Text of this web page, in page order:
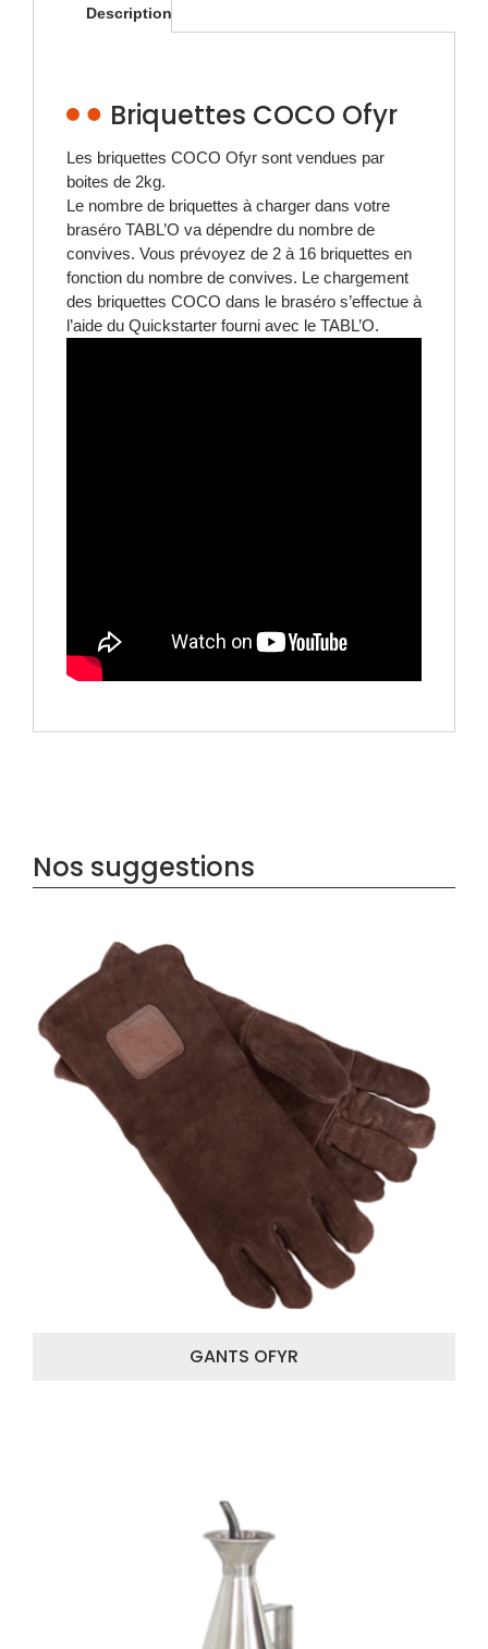
Description
Briquettes COCO Ofyr
Les briquettes COCO Ofyr sont vendues par
boites de 2kg.
Le nombre de briquettes à charger dans votre
braséro TABL’O va dépendre du nombre de
convives. Vous prévoyez de 2 à 16 briquettes en
fonction du nombre de convives. Le chargement
des briquettes COCO dans le braséro s’effectue à
l’aide du Quickstarter fourni avec le TABL’O.
Nos suggestions
GANTS OFYR